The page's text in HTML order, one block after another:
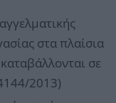
στα πλαίσια
σε
2013)